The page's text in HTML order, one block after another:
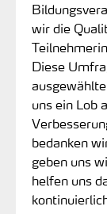
wir die
Diese
uns ein Lob
bedanken
geben uns
helfen uns